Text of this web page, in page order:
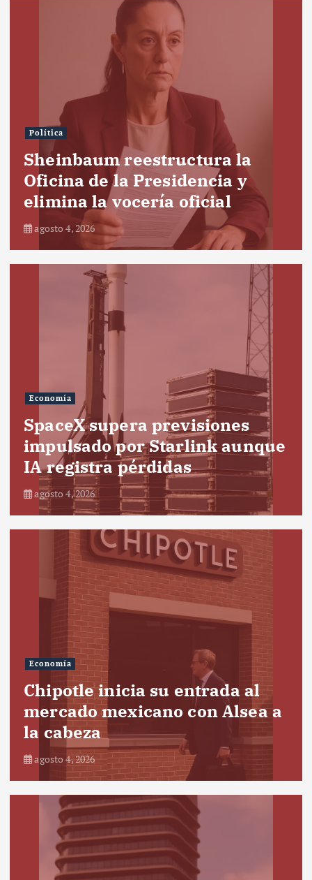
Política
Sheinbaum reestructura la
Oficina de la Presidencia y
elimina la vocería oficial
agosto 4, 2026
Economía
SpaceX supera previsiones
impulsado por Starlink aunque
IA registra pérdidas
agosto 4, 2026
Economía
Chipotle inicia su entrada al
mercado mexicano con Alsea a
la cabeza
agosto 4, 2026